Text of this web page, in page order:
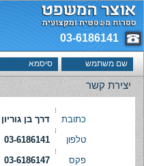
03-6186141
יצירת קשר
כתובת
דרך בן גוריון דוד 34, בית
טלפון
03-6186141
פקס
03-6186147